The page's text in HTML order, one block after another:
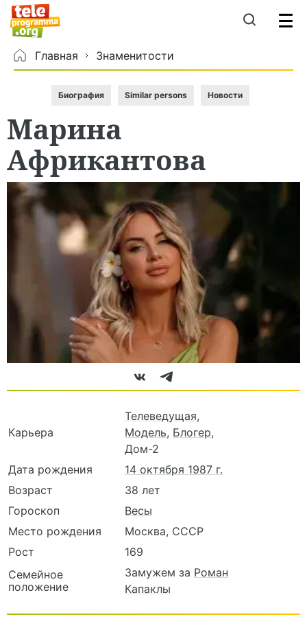
Главная Знаменитости
Биография Similar persons Новости
Марина
Африкантова
Карьера
Телеведущая,
Модель, Блогер,
Дом-2
Дата рождения
14 октября 1987 г.
Возраст
38 лет
Гороскоп
Весы
Место рождения
Москва, СССР
Рост
169
Семейное
положение
Замужем за Роман
Капаклы